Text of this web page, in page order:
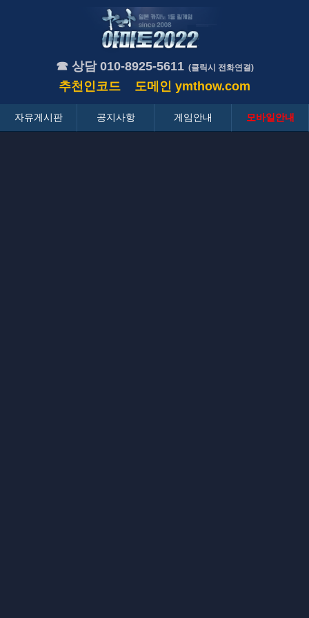
☎ 상담 010-8925-5611 (클릭시 전화연결)
추천인코드 도메인 ymthow.com
자유게시판 공지사항 게임안내 모바일안내